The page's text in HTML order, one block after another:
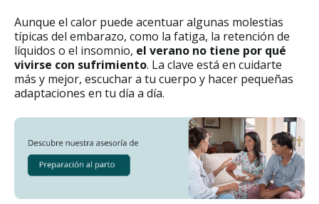
Aunque el calor puede acentuar algunas molestias
típicas del embarazo, como la fatiga, la retención de
líquidos o el insomnio, el verano no tiene por qué
vivirse con sufrimiento. La clave está en cuidarte
más y mejor, escuchar a tu cuerpo y hacer pequeñas
adaptaciones en tu día a día.